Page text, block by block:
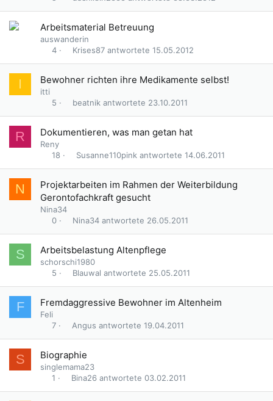
Arbeitsmaterial Betreuung
auswanderin
4
15.05.2012
Krises87
I Bewohner richten ihre Medikamente selbst!
itti
5
23.10.2011
beatnik
R Dokumentieren, was man getan hat
Reny
18
14.06.2011
Susanne110pink
N
Projektarbeiten im Rahmen der Weiterbildung
Gerontofachkraft gesucht
Nina34
0
26.05.2011
Nina34
S Arbeitsbelastung Altenpflege
schorschi1980
5
25.05.2011
Blauwal
F Fremdaggressive Bewohner im Altenheim
Feli
7
19.04.2011
Angus
S Biographie
singlemama23
1
03.02.2011
Bina26